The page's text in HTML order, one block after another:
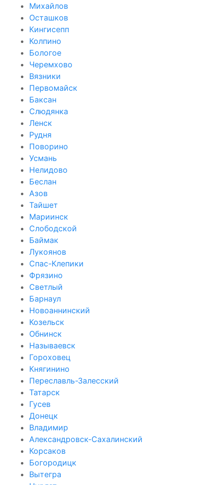
Михайлов
Осташков
Кингисепп
Колпино
Бологое
Черемхово
Вязники
Первомайск
Баксан
Слюдянка
Ленск
Рудня
Поворино
Усмань
Нелидово
Беслан
Азов
Тайшет
Мариинск
Слободской
Баймак
Лукоянов
Спас-Клепики
Фрязино
Светлый
Барнаул
Новоаннинский
Козельск
Обнинск
Называевск
Гороховец
Княгинино
Переславль-Залесский
Татарск
Гусев
Донецк
Владимир
Александровск-Сахалинский
Корсаков
Богородицк
Вытегра